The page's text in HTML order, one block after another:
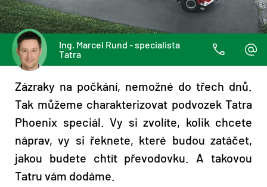
Ing. Marcel Rund - specialista
Tatra
Zázraky na počkání, nemožné do třech dnů.
Tak můžeme charakterizovat podvozek Tatra
Phoenix speciál. Vy si zvolíte, kolik chcete
náprav, vy si řeknete, které budou zatáčet,
jakou budete chtít převodovku. A takovou
Tatru vám dodáme.